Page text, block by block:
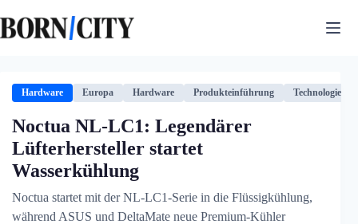
Inhalt
springen
Hardware Europa Hardware Produkteinführung Technologie
Noctua NL-LC1: Legendärer
Lüfterhersteller startet
Wasserkühlung
Noctua startet mit der NL-LC1-Serie in die Flüssigkühlung,
während ASUS und DeltaMate neue Premium-Kühler